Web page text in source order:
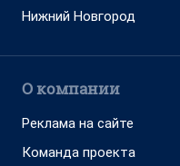
Нижний Новгород
О компании
Реклама на сайте
Команда проекта